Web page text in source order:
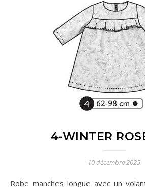
4-WINTER
10 décembre 2025
Robe manches longue avec un volant devant. Fermeture